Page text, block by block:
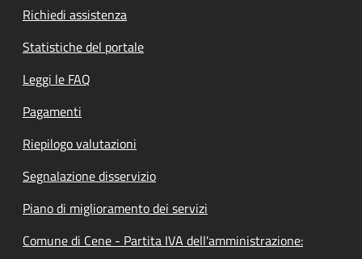
Richiedi assistenza
Statistiche del portale
Leggi le FAQ
Pagamenti
Riepilogo valutazioni
Segnalazione disservizio
Piano di miglioramento dei servizi
Comune di Cene - Partita IVA dell'amministrazione: